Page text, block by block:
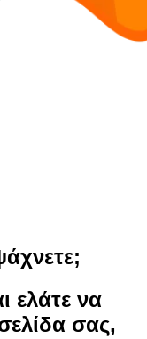
ελάτε να
σας,